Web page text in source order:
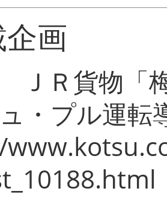
画
ＪＲ貨物「
・プル運転